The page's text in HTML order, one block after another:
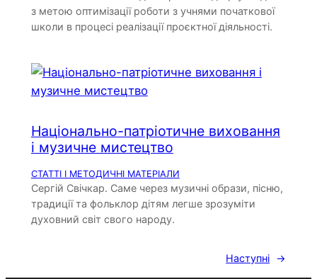
з метою оптимізації роботи з учнями початкової
школи в процесі реалізації проєктної діяльності.
Національно-патріотичне виховання
і музичне мистецтво
СТАТТІ І МЕТОДИЧНІ МАТЕРІАЛИ
Сергій Свічкар. Саме через музичні образи, пісню,
традиції та фольклор дітям легше зрозуміти
духовний світ свого народу.
Наступні →